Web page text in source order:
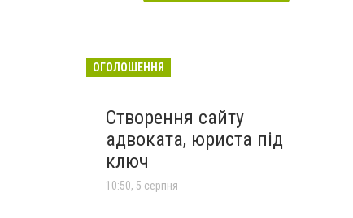
ОГОЛОШЕННЯ
Створення сайту
адвоката, юриста під
ключ
10:50, 5 серпня